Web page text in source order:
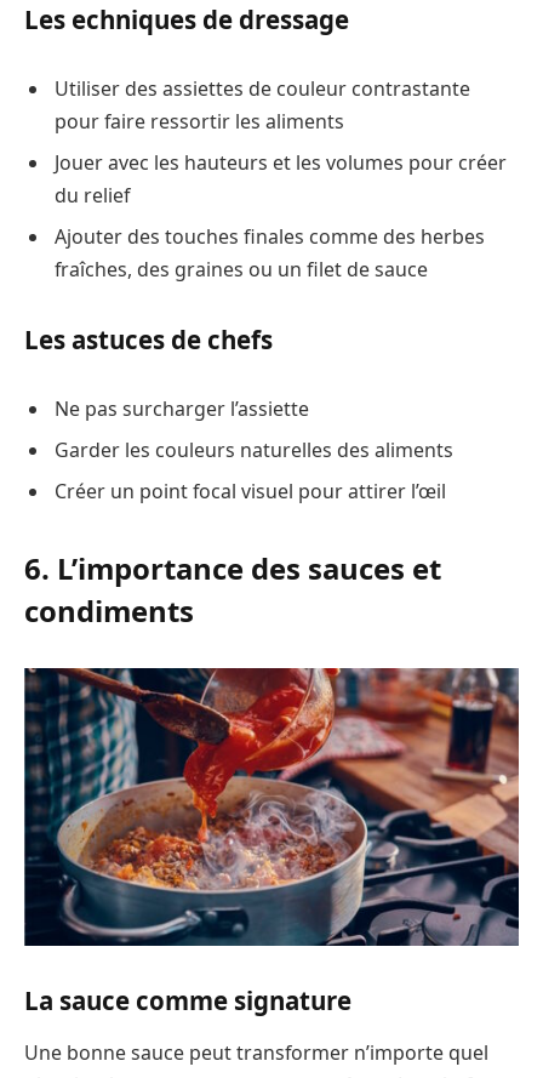
Les echniques de dressage
Utiliser des assiettes de couleur contrastante
pour faire ressortir les aliments
Jouer avec les hauteurs et les volumes pour créer
du relief
Ajouter des touches finales comme des herbes
fraîches, des graines ou un filet de sauce
Les astuces de chefs
Ne pas surcharger l’assiette
Garder les couleurs naturelles des aliments
Créer un point focal visuel pour attirer l’œil
6. L’importance des sauces et
condiments
La sauce comme signature
Une bonne sauce peut transformer n’importe quel